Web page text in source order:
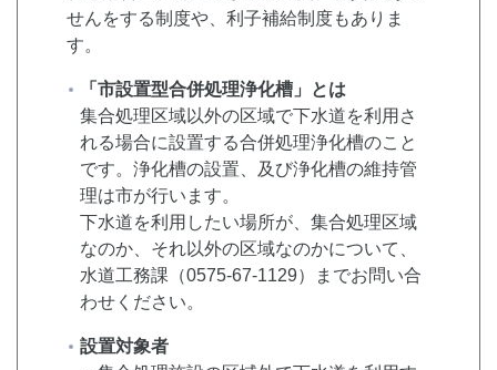
せんをする制度や、利子補給制度もありま
す。
「市設置型合併処理浄化槽」とは
集合処理区域以外の区域で下水道を利用さ
れる場合に設置する合併処理浄化槽のこと
です。浄化槽の設置、及び浄化槽の維持管
理は市が行います。
下水道を利用したい場所が、集合処理区域
なのか、それ以外の区域なのかについて、
水道工務課（0575-67-1129）までお問い合
わせください。
設置対象者